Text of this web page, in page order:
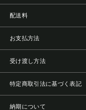
配送料
お支払方法
受け渡し方法
特定商取引法に基づく表記
納期について